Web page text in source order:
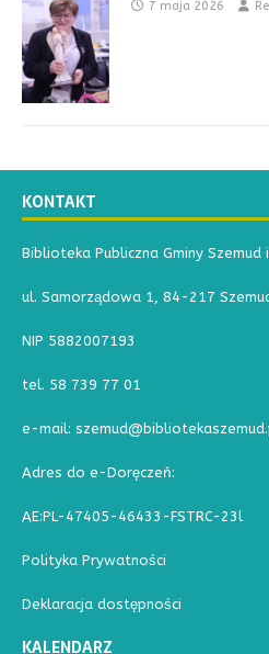
7 maja 2026
KONTAKT
Biblioteka Publiczna Gminy Szemud
ul. Samorządowa 1, 84-217
NIP 5882007193
tel. 58 739 77 01
e-mail:
Adres do e-Doręczeń:
AE:PL-47405-46433-FSTRC-23l
Polityka Prywatności
Deklaracja dostępności
KALENDARZ